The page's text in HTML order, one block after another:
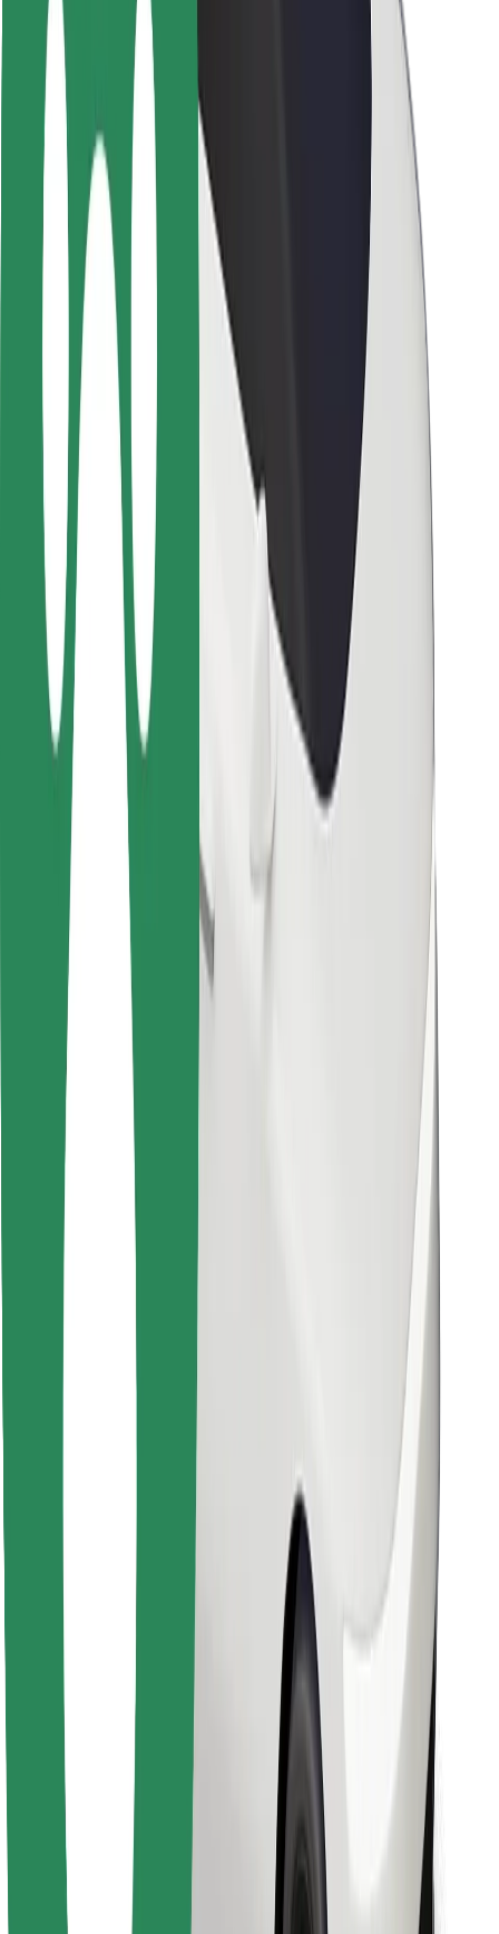
Sofőr biztonság
E-roller biztonság
Biztonsági részleg
Városok
Lokációk
Városi megoldások
Repülőtér
Bolt töltőállomások
Súgó
Utasoknak
Sofőröknek
Ételfutároknak
Bolt Food
Flottapartnereknek
Éttermeknek
Bolt for Business
Egyéb
Beszállítók
Felhasználási feltételek
Sütik
Pár perc alatt ott vagyunk érted!
Bolt alkalmazás letöltése
Találd meg kedvenc ételedet!
Bolt Food app letöltése